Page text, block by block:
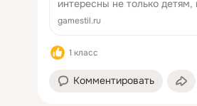
интересны не только
сложность в сборке.
gamestil.ru
1 класс
Комментировать